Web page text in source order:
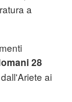
a
28
ai